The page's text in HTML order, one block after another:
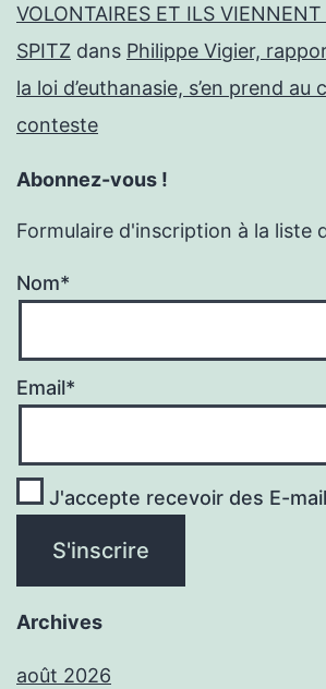
VOLONTAIRES ET ILS VIENNENT
SPITZ dans Philippe Vigier,
la loi d’euthanasie, s’en prend au
conteste
Abonnez-vous !
Formulaire d'inscription à la liste
Nom*
Email*
J'accepte recevoir des E-
Archives
août 2026